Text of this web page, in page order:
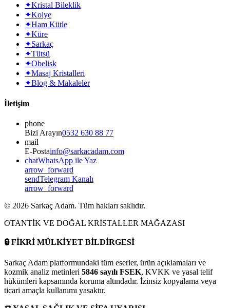
✦Kristal Bileklik
✦Kolye
✦Ham Kütle
✦Küre
✦Sarkaç
✦Tütsü
✦Obelisk
✦Masaj Kristalleri
✦Blog & Makaleler
İletişim
phone
Bizi Arayın0532 630 88 77
mail
E-Postainfo@sarkacadam.com
chatWhatsApp ile Yaz
arrow_forward
sendTelegram Kanalı
arrow_forward
© 2026 Sarkaç Adam. Tüm hakları saklıdır.
OTANTİK VE DOĞAL KRİSTALLER MAĞAZASI
🔒FİKRİ MÜLKİYET BİLDİRGESİ
Sarkaç Adam platformundaki tüm eserler, ürün açıklamaları ve
kozmik analiz metinleri 5846 sayılı FSEK, KVKK ve yasal telif
hükümleri kapsamında koruma altındadır. İzinsiz kopyalama veya
ticari amaçla kullanımı yasaktır.